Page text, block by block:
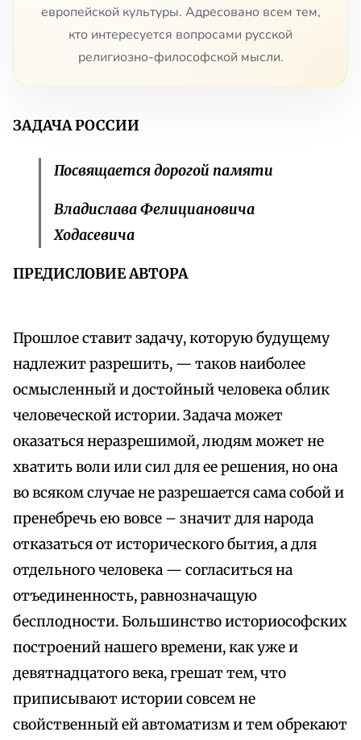
европейской культуры. Адресовано всем тем,
кто интересуется вопросами русской
религиозно-философской мысли.
ЗАДАЧА РОССИИ
Посвящается дорогой памяти
Владислава Фелициановича
Ходасевича
ПРЕДИСЛОВИЕ АВТОРА
Прошлое ставит задачу, которую будущему
надлежит разрешить, — таков наиболее
осмысленный и достойный человека облик
человеческой истории. Задача может
оказаться неразрешимой, людям может не
хватить воли или сил для ее решения, но она
во всяком случае не разрешается сама собой и
пренебречь ею вовсе – значит для народа
отказаться от исторического бытия, а для
отдельного человека — согласиться на
отъединенность, равнозначащую
бесплодности. Большинство историософских
построений нашего времени, как уже и
девятнадцатого века, грешат тем, что
приписывают истории совсем не
свойственный ей автоматизм и тем обрекают